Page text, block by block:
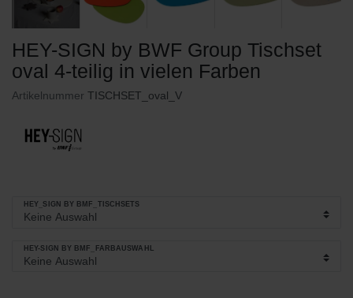
HEY-SIGN by BWF Group Tischset
oval 4-teilig in vielen Farben
Artikelnummer TISCHSET_oval_V
HEY_SIGN BY BMF_TISCHSETS
HEY-SIGN BY BMF_FARBAUSWAHL